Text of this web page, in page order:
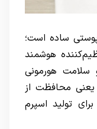
ساده است؛
هوشمند
هورمونی
یعنی محافظت از
تولید اسپرم